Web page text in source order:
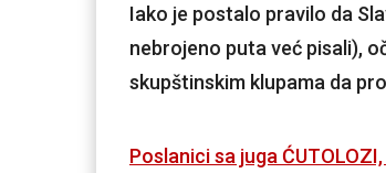
Iako je postalo pravilo da
nebrojeno puta već pisali),
skupštinskim klupama da
Poslanici sa juga